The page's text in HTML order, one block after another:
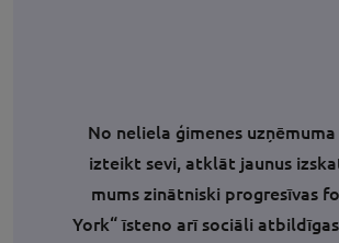
No neliela ģimenes
izteikt sevi, atklāt jaunus
mums zinātniski progresīvas
York“ īsteno arī sociāli